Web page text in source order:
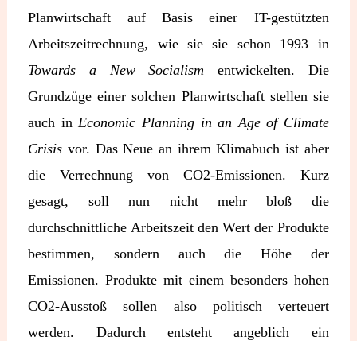
Planwirtschaft auf Basis einer IT-gestützten
Arbeitszeitrechnung, wie sie sie schon 1993 in
Towards a
New Socialism entwickelten. Die
Grundzüge einer solchen Planwirtschaft stellen sie
auch in Economic Planning in an Age of Climate
Crisis vor. Das Neue an ihrem Klimabuch ist aber
die Verrechnung von CO2-Emissionen. Kurz
gesagt, soll nun nicht mehr bloß die
durchschnittliche Arbeitszeit den Wert der Produkte
bestimmen, sondern auch die Höhe der
Emissionen. Produkte mit einem besonders hohen
CO2-Ausstoß sollen also politisch verteuert
werden. Dadurch entsteht angeblich ein